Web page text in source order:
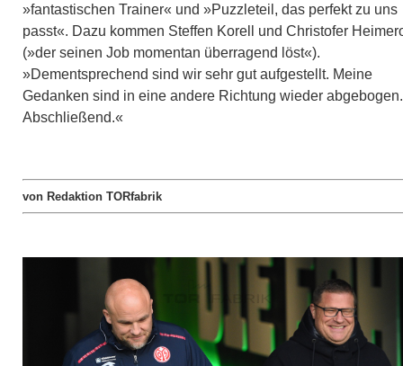
»fantastischen Trainer« und »Puzzleteil, das perfekt zu uns
passt«. Dazu kommen Steffen Korell und Christofer
(»der seinen Job momentan überragend löst«).
»Dementsprechend sind wir sehr gut aufgestellt. Meine
Gedanken sind in eine andere Richtung wieder abgebogen.
Abschließend.«
von Redaktion TORfabrik